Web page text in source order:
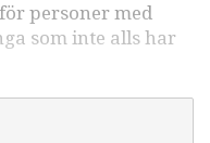
personer med
som inte alls har